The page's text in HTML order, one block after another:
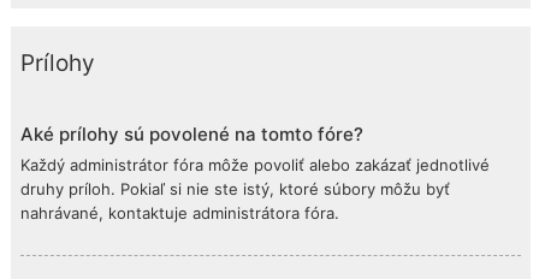
Prílohy
Aké prílohy sú povolené na tomto fóre?
Každý administrátor fóra môže povoliť alebo zakázať jednotlivé
druhy príloh. Pokiaľ si nie ste istý, ktoré súbory môžu byť
nahrávané, kontaktuje administrátora fóra.